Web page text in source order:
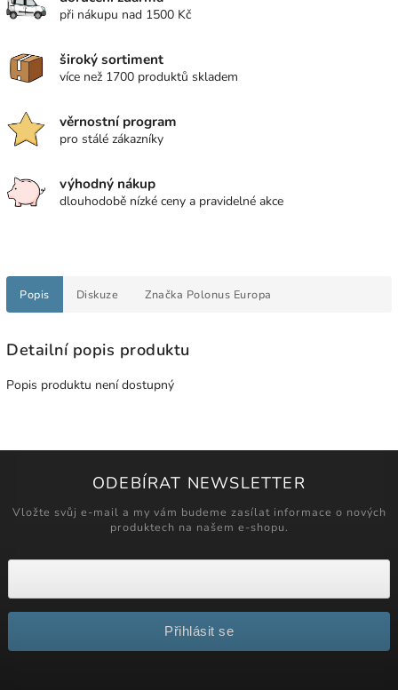
při nákupu nad 1500 Kč
široký sortiment
více než 1700 produktů skladem
věrnostní program
pro stálé zákazníky
výhodný nákup
dlouhodobě nízké ceny a pravidelné akce
Popis Diskuze Značka Polonus Europa
Detailní popis produktu
Popis produktu není dostupný
ODEBÍRAT NEWSLETTER
Vložte svůj e-mail a my vám budeme zasílat informace o nových
produktech na našem e-shopu.
Přihlásit se